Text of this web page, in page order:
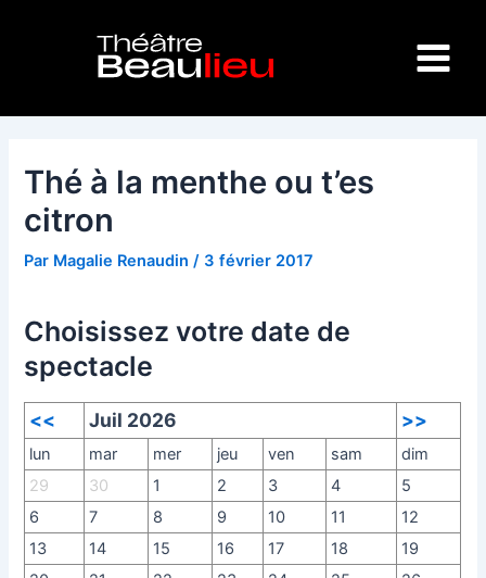
Menu
Thé à la menthe ou t’es
citron
Par Magalie Renaudin/ 3 février 2017
Choisissez votre date de
spectacle
<< Juil 2026 >>
lun mar mer jeu ven sam
dim
29
30 1 2 3 4
5
6
7 8 9 10 11
12
13
14 15 16 17 18
19